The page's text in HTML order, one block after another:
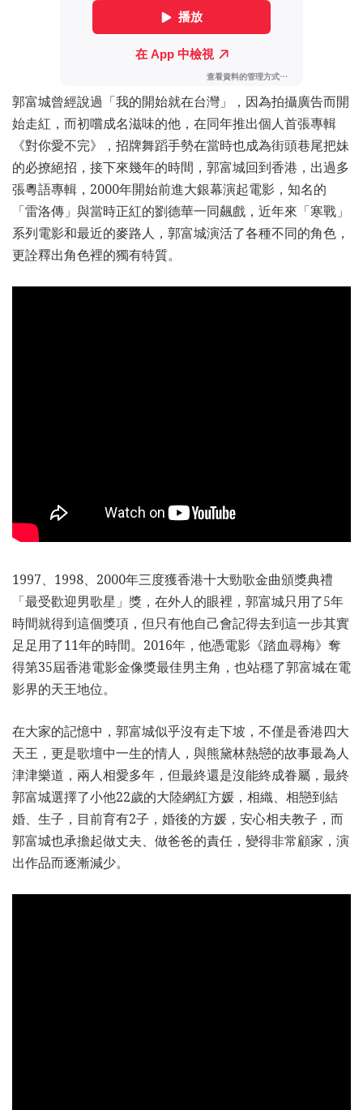
郭富城曾經說過「我的開始就在台灣」，因為拍攝廣告而開
始走紅，而初嚐成名滋味的他，在同年推出個人首張專輯
《對你愛不完》，招牌舞蹈手勢在當時也成為街頭巷尾把妹
的必撩絕招，接下來幾年的時間，郭富城回到香港，出過多
張粵語專輯，2000年開始前進大銀幕演起電影，知名的
「雷洛傳」與當時正紅的劉德華一同飆戲，近年來「寒戰」
系列電影和最近的麥路人，郭富城演活了各種不同的角色，
更詮釋出角色裡的獨有特質。
1997、1998、2000年三度獲香港十大勁歌金曲頒獎典禮
「最受歡迎男歌星」獎，在外人的眼裡，郭富城只用了5年
時間就得到這個獎項，但只有他自己會記得去到這一步其實
足足用了11年的時間。2016年，他憑電影《踏血尋梅》奪
得第35屆香港電影金像獎最佳男主角，也站穩了郭富城在電
影界的天王地位。
在大家的記憶中，郭富城似乎沒有走下坡，不僅是香港四大
天王，更是歌壇中一生的情人，與熊黛林熱戀的故事最為人
津津樂道，兩人相愛多年，但最終還是沒能終成眷屬，最終
郭富城選擇了小他22歲的大陸網紅方媛，相織、相戀到結
婚、生子，目前育有2子，婚後的方媛，安心相夫教子，而
郭富城也承擔起做丈夫、做爸爸的責任，變得非常顧家，演
出作品而逐漸減少。